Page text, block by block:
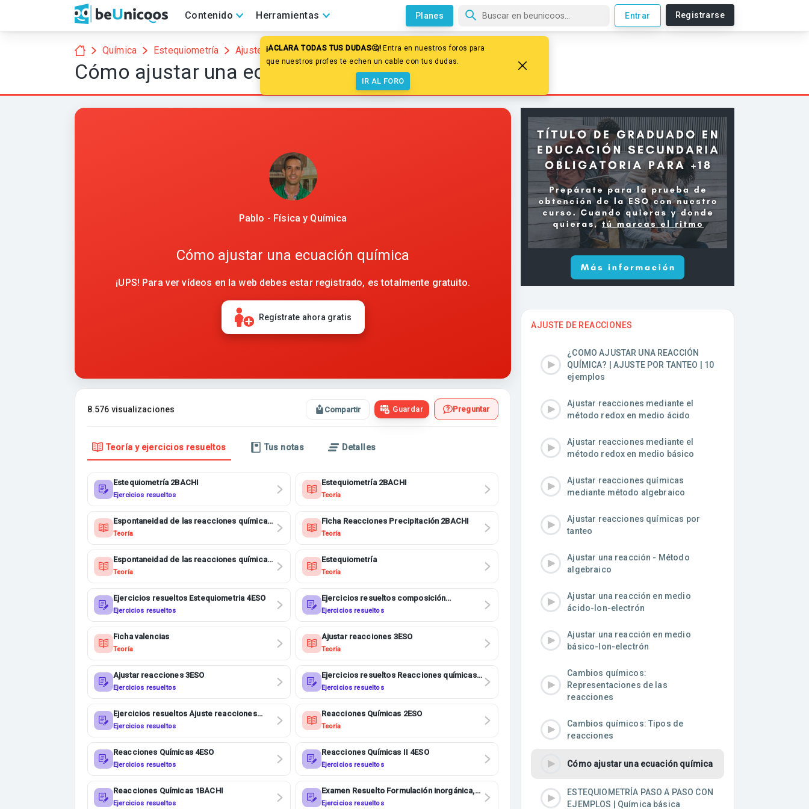
Contenido Herramientas Planes Entrar Registrarse
¡ACLARA TODAS TUS DUDAS🤔! Entra en nuestros foros para
que nuestros profes te echen un cable con tus dudas.
IR AL FORO
Química Estequiometría Ajuste de reacciones
Cómo ajustar una ecuación química
Pablo - Física y Química
Cómo ajustar una ecuación química
¡UPS! Para ver vídeos en la web debes estar registrado, es totalmente gratuito.
Regístrate ahora gratis
8.576 visualizaciones Compartir Guardar Preguntar
Teoría y ejercicios resueltos Tus notas Detalles
Estequiometría 2BACHI
Ejercicios resueltos
Estequiometría 2BACHI
Teoría
Espontaneidad de las reacciones químicas
2BACHI
Teoría
Ficha Reacciones Precipitación 2BACHI
Teoría
Espontaneidad de las reacciones químicas
1BACHI
Teoría
Estequiometría
Teoría
Ejercicios resueltos Estequiometria 4ESO
Ejercicios resueltos
Ejercicios resueltos composición
centesimal 1BACHI
Ejercicios resueltos
Ficha valencias
Teoría
Ajustar reacciones 3ESO
Teoría
Ajustar reacciones 3ESO
Ejercicios resueltos
Ejercicios resueltos Reacciones químicas
2ESO
Ejercicios resueltos
Ejercicios resueltos Ajuste reacciones
4ESO
Ejercicios resueltos
Reacciones Químicas 2ESO
Teoría
Reacciones Químicas 4ESO
Ejercicios resueltos
Reacciones Químicas II 4ESO
Ejercicios resueltos
Reacciones Químicas 1BACHI
Ejercicios resueltos
Examen Resuelto Formulación inorgánica,
Reacciones químicas y enlaces 4ESO
Ejercicios resueltos
AJUSTE DE REACCIONES
¿COMO AJUSTAR UNA REACCIÓN
QUÍMICA? | AJUSTE POR TANTEO | 10
ejemplos
Ajustar reacciones mediante el
método redox en medio ácido
Ajustar reacciones mediante el
método redox en medio básico
Ajustar reacciones químicas
mediante método algebraico
Ajustar reacciones químicas por
tanteo
Ajustar una reacción - Método
algebraico
Ajustar una reacción en medio
ácido-Ion-electrón
Ajustar una reacción en medio
básico-Ion-electrón
Cambios químicos:
Representaciones de las
reacciones
Cambios químicos: Tipos de
reacciones
Cómo ajustar una ecuación química
ESTEQUIOMETRÍA PASO A PASO CON
EJEMPLOS | Química básica